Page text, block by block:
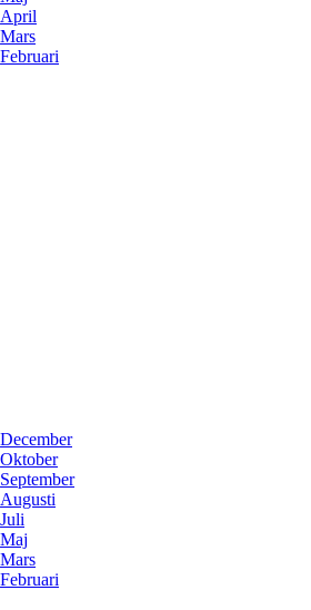
April
Mars
Februari
December
Oktober
September
Augusti
Juli
Maj
Mars
Februari